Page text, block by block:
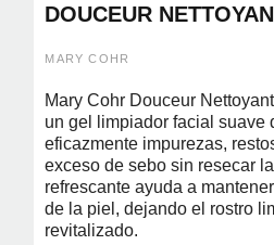
DOUCEUR
MARY COHR
Mary Cohr Douceur
un gel limpiador facial suave
eficazmente impurezas,
exceso de sebo sin resecar
refrescante ayuda a
de la piel, dejando el rostro
revitalizado.